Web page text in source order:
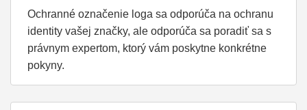
Ochranné označenie loga sa odporúča na ochranu
identity vašej značky, ale odporúča sa poradiť sa s
právnym expertom, ktorý vám poskytne konkrétne
pokyny.